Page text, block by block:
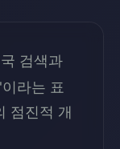
검색과
라는 표
점진적 개